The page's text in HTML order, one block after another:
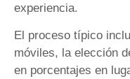
experiencia.
El proceso típico
móviles, la elección
en porcentajes en